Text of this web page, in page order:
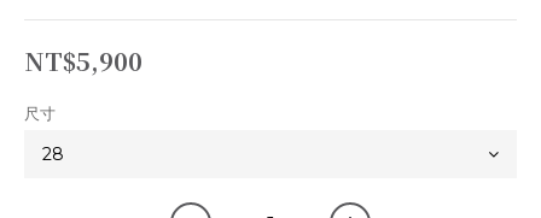
NT$5,900
尺寸